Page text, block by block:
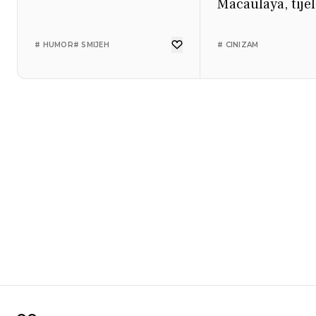
# HUMOR# SMIJEH
Macaulaya,
kože nosoroga.
# CINIZAM